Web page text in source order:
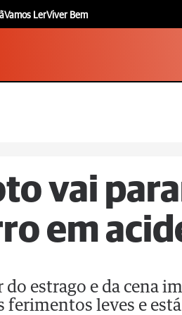
Vamos LerViver Bem
vai
em
do estrago e da cena
ferimentos leves e